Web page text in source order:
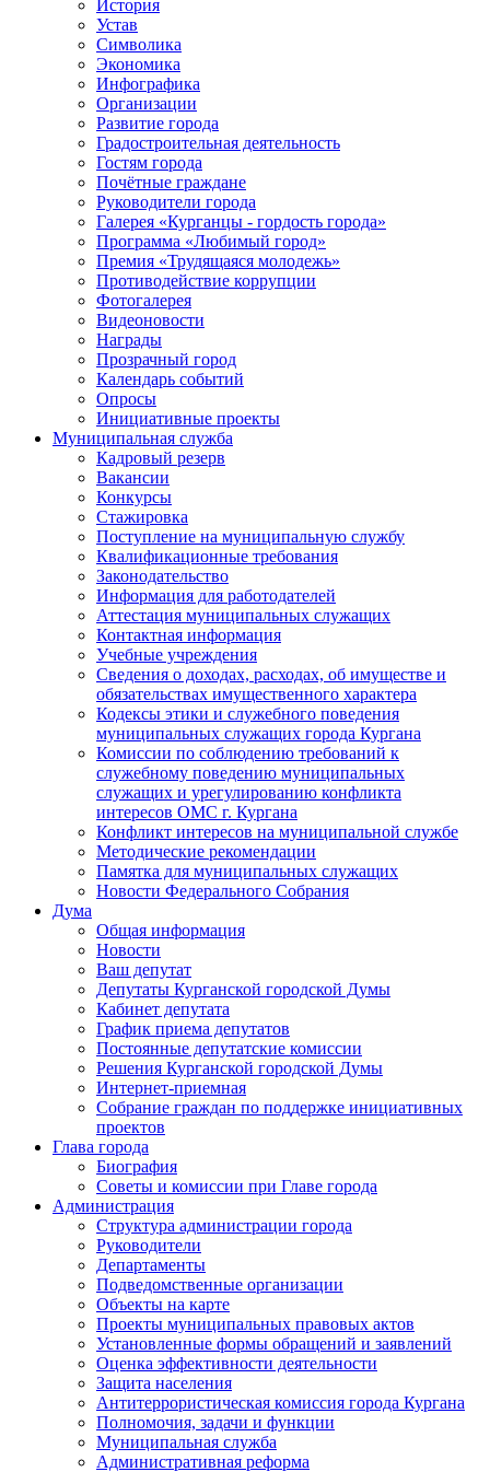
История
Устав
Символика
Экономика
Инфографика
Организации
Развитие города
Градостроительная деятельность
Гостям города
Почётные граждане
Руководители города
Галерея «Курганцы - гордость города»
Программа «Любимый город»
Премия «Трудящаяся молодежь»
Противодействие коррупции
Фотогалерея
Видеоновости
Награды
Прозрачный город
Календарь событий
Опросы
Инициативные проекты
Муниципальная служба
Кадровый резерв
Вакансии
Конкурсы
Стажировка
Поступление на муниципальную службу
Квалификационные требования
Законодательство
Информация для работодателей
Аттестация муниципальных служащих
Контактная информация
Учебные учреждения
Сведения о доходах, расходах, об имуществе и
обязательствах имущественного характера
Кодексы этики и служебного поведения
муниципальных служащих города Кургана
Комиссии по соблюдению требований к
служебному поведению муниципальных
служащих и урегулированию конфликта
интересов ОМС г. Кургана
Конфликт интересов на муниципальной службе
Методические рекомендации
Памятка для муниципальных служащих
Новости Федерального Cобрания
Дума
Общая информация
Новости
Ваш депутат
Депутаты Курганской городской Думы
Кабинет депутата
График приема депутатов
Постоянные депутатские комиссии
Решения Курганской городской Думы
Интернет-приемная
Собрание граждан по поддержке инициативных
проектов
Глава города
Биография
Советы и комиссии при Главе города
Администрация
Структура администрации города
Руководители
Департаменты
Подведомственные организации
Объекты на карте
Проекты муниципальных правовых актов
Установленные формы обращений и заявлений
Оценка эффективности деятельности
Защита населения
Антитеррористическая комиссия города Кургана
Полномочия, задачи и функции
Муниципальная служба
Административная реформа